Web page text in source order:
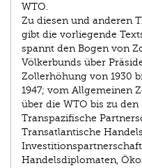
WTO.
Zu diesen und anderen
gibt die vorliegende
spannt den Bogen von
Völkerbunds über
Zollerhöhung von 1930
1947; vom Allgemeinen
über die WTO bis zu
Transpazifische
Transatlantische
Investitionspartnerschaft
Handelsdiplomaten,